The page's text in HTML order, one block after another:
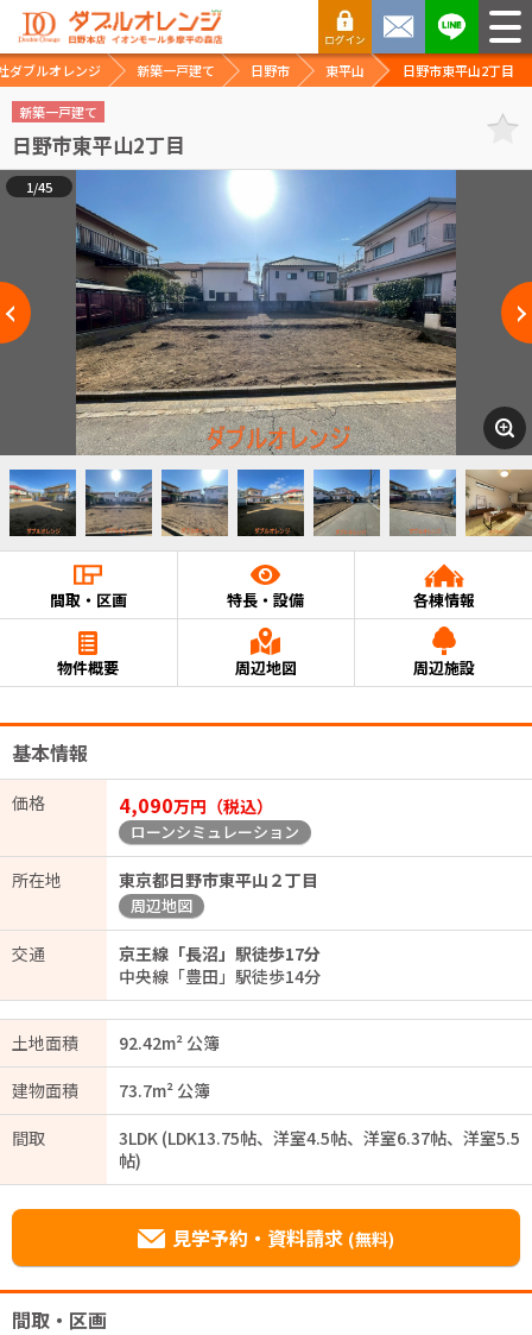
ダブルオレンジ 新築一戸建て 日野市 東平山 日野市東平山2丁目
新築一戸建て
日野市東平山2丁目
1/45
間取・区画 特長・設備 各棟情報
物件概要 周辺地図 周辺施設
基本情報
価格 4,090万円（税込）
ローンシミュレーション
所在地 東京都日野市東平山２丁目
周辺地図
交通
京王線「長沼」駅徒歩17分
中央線「豊田」駅徒歩14分
土地面積
92.42m² 公簿
建物面積
73.7m² 公簿
間取
3LDK (LDK13.75帖、洋室4.5帖、洋室6.37帖、洋室5.5
帖)
見学予約・資料請求 (無料)
間取・区画